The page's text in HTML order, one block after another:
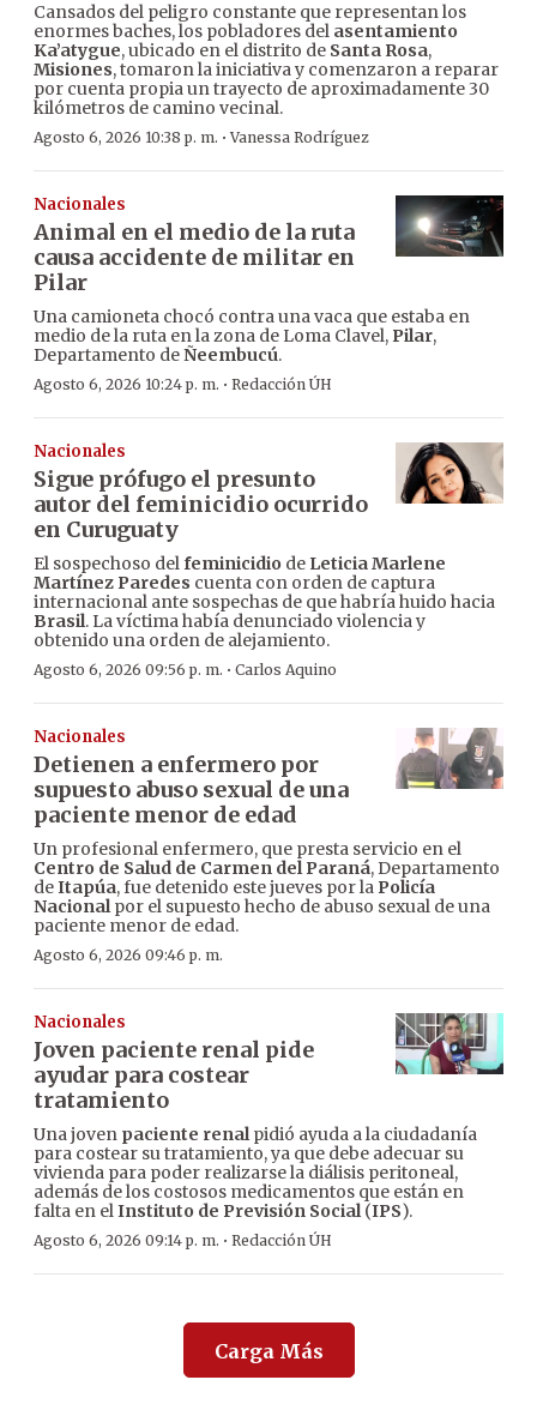
Cansados del peligro constante que representan los
enormes baches, los pobladores del asentamiento
Ka’atygue, ubicado en el distrito de Santa Rosa,
Misiones, tomaron la iniciativa y comenzaron a reparar
por cuenta propia un trayecto de aproximadamente 30
kilómetros de camino vecinal.
Agosto 6, 2026 10:38 p. m. ·Vanessa Rodríguez
Nacionales
Animal en el medio de la ruta
causa accidente de militar en
Pilar
Una camioneta chocó contra una vaca que estaba en
medio de la ruta en la zona de Loma Clavel, Pilar,
Departamento deÑeembucú.
Agosto 6, 2026 10:24 p. m. · Redacción ÚH
Nacionales
Sigue prófugo el presunto
autor del feminicidio ocurrido
en Curuguaty
El sospechoso delfeminicidio de Leticia Marlene
Martínez Paredes cuenta con orden de captura
internacional ante sospechas de que habría huido hacia
Brasil. La víctima había denunciado violencia y
obtenido una orden de alejamiento.
Agosto 6, 2026 09:56 p. m. · Carlos Aquino
Nacionales
Detienen a enfermero por
supuesto abuso sexual de una
paciente menor de edad
Un profesional enfermero, que presta servicio en el
Centro de Salud de Carmen del Paraná, Departamento
deItapúa, fue detenido este jueves por la Policía
Nacionalpor el supuesto hecho de abuso sexual de una
paciente menor de edad.
Agosto 6, 2026 09:46 p. m.
Nacionales
Joven paciente renal pide
ayudar para costear
tratamiento
Una joven paciente renalpidió ayuda a la ciudadanía
para costear su tratamiento, ya que debe adecuar su
vivienda para poder realizarse la diálisis peritoneal,
además de los costosos medicamentos que están en
falta en elInstituto de Previsión Social(IPS).
Agosto 6, 2026 09:14 p. m. · Redacción ÚH
Carga Más